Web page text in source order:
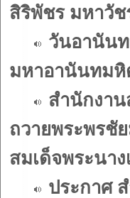
สิริพัชร มหาวัช
วันอานัน
มหาอานันทมหิ
สำนักงาน
ถวายพระพรชั
สมเด็จพระนา
ประกาศ